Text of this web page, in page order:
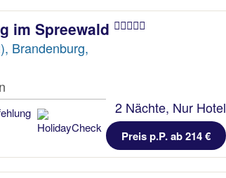
im Spreewald
Brandenburg,
2 Nächte, Nur Hotel
Preis p.P. ab 214 €